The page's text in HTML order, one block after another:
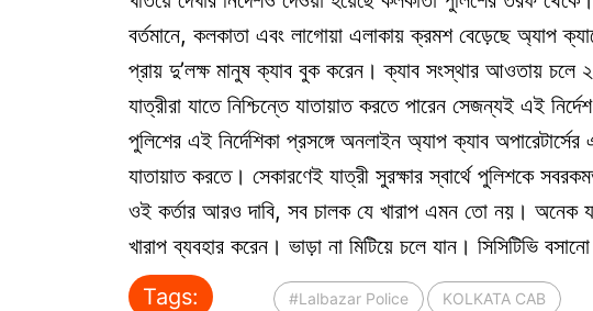
বর্তমানে, কলকাতা এবং লাগোয়া এলাকায় ক্রমশ বেড়েছে অ্যাপ
প্রায় দু’লক্ষ মানুষ ক্যাব বুক করেন। ক্যাব সংস্থার আওতায় চলে
যাত্রীরা যাতে নিশ্চিন্তে যাতায়াত করতে পারেন সেজন্যই এই
পুলিশের এই নির্দেশিকা প্রসঙ্গে অনলাইন অ্যাপ ক্যাব অপারেটার্সের
যাতায়াত করতে। সেকারণেই যাত্রী সুরক্ষার স্বার্থে পুলিশকে
ওই কর্তার আরও দাবি, সব চালক যে খারাপ এমন তো নয়। অনেক
খারাপ ব্যবহার করেন। ভাড়া না মিটিয়ে চলে যান। সিসিটিভি
Tags:
#Lalbazar Police KOLKATA CAB